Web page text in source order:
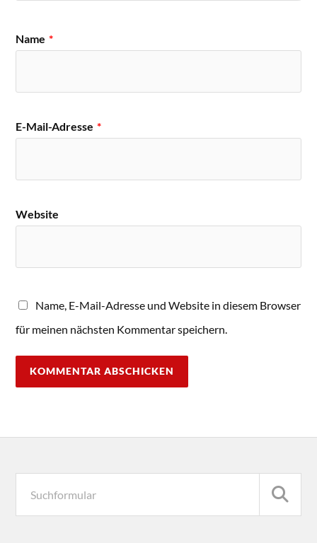
Name *
E-Mail-Adresse *
Website
Name, E-Mail-Adresse und Website in diesem Browser
für meinen nächsten Kommentar speichern.